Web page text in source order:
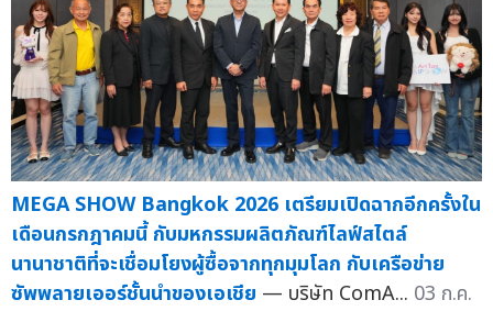
MEGA SHOW Bangkok 2026 เตรียมเปิดฉากอีกครั้งใน
เดือนกรกฎาคมนี้ กับมหกรรมผลิตภัณฑ์ไลฟ์สไตล์
นานาชาติที่จะเชื่อมโยงผู้ซื้อจากทุกมุมโลก กับเครือข่าย
ซัพพลายเออร์ชั้นนำของเอเชีย — บริษัท ComA... 03 ก.ค.